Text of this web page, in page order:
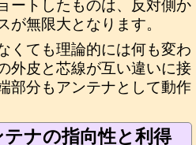
ートしたものは、反対側か
が無限大となります。
くても理論的には何も変わ
外皮と芯線が互い違いに接
部分もアンテナとして動作
ナの指向性と利得